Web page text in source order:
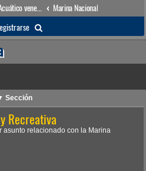
Régimen Acuático venezolano
Marina Nacional
u
a
r
Sección
Recreativa
asunto relacionado con la Marina